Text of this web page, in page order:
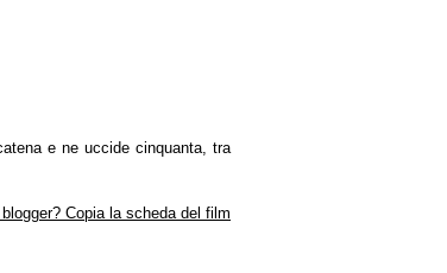
e ne uccide cinquanta, tra
Copia la scheda del film